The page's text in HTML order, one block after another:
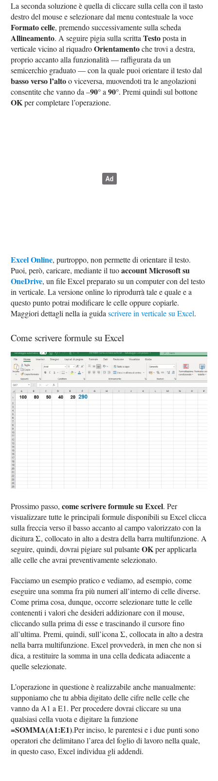
La seconda soluzione è quella di cliccare sulla cella con il tasto
destro del mouse e selezionare dal menu contestuale la voce
Formato celle, premendo successivamente sulla scheda
Allineamento. A seguire pigia sulla scrittaTestoposta in
verticale vicino al riquadroOrientamentoche trovi a destra,
proprio accanto alla funzionalità — raffigurata da un
semicerchio graduato — con la quale puoi orientare il testo dal
basso verso l’altoo viceversa, muovendoti tra le angolazioni
consentite che vanno da –90°a90°. Premi quindi sul bottone
OKper completare l’operazione.
Excel Online, purtroppo, non permette di orientare il testo.
Puoi, però, caricare, mediante il tuoaccount Microsoft su
OneDrive, un file Excel preparato su un computer con del testo
in verticale. La versione online lo riprodurrà tale e quale e a
questo punto potrai modificare le celle oppure copiarle.
Maggiori dettagli nella ia guidascrivere in verticale su Excel.
Come scrivere formule su Excel
Prossimo passo,come scrivere formule su Excel. Per
visualizzare tutte le principali formule disponibili su Excel clicca
sulla freccia verso il basso accanto al campo valorizzato con la
dicituraΣ, collocato in alto a destra della barra multifunzione. A
seguire, quindi, dovrai pigiare sul pulsanteOKper applicarla
alle celle che avrai preventivamente selezionato.
Facciamo un esempio pratico e vediamo, ad esempio, come
eseguire una somma fra più numeri all’interno di celle diverse.
Come prima cosa, dunque, occorre selezionare tutte le celle
contenenti i valori che desideri addizionare con il mouse,
cliccando sulla prima di esse e trascinando il cursore fino
all’ultima. Premi, quindi, sull’iconaΣ, collocata in alto a destra
nella barra multifunzione. Excel provvederà, in men che non si
dica, a restituire la somma in una cella dedicata adiacente a
quelle selezionate.
L’operazione in questione è realizzabile anche manualmente:
supponiamo che tu abbia digitato delle cifre nelle celle che
vanno da A1 a E1. Per procedere dovrai cliccare su una
qualsiasi cella vuota e digitare la funzione
=SOMMA(A1:E1).Per inciso, le parentesi e i due punti sono
operatori che delimitano l’area del foglio di lavoro nella quale,
in questo caso, Excel individua gli addendi.